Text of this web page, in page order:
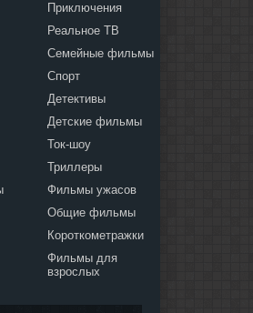
Приключения
Реальное ТВ
Семейные фильмы
Спорт
Детективы
Детские фильмы
Ток-шоу
Триллеры
Фильмы ужасов
Общие фильмы
Короткометражки
Фильмы для
взрослых